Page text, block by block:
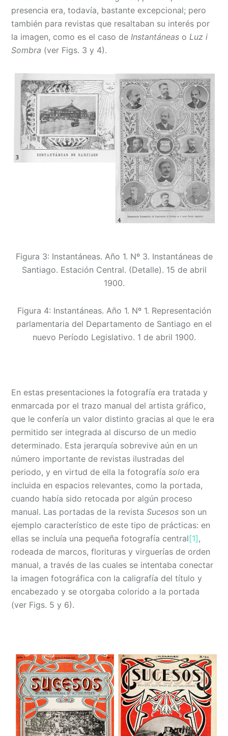
presencia era, todavía, bastante excepcional; pero
también para revistas que resaltaban su interés por
la imagen, como es el caso deInstantáneas oLuz i
Sombra (ver Figs. 3 y 4).
Figura 3: Instantáneas. Año 1. Nº 3. Instantáneas de
Santiago. Estación Central. (Detalle). 15 de abril
1900.
Figura 4: Instantáneas. Año 1. Nº 1. Representación
parlamentaria del Departamento de Santiago en el
nuevo Período Legislativo. 1 de abril 1900.
En estas presentaciones la fotografía era tratada y
enmarcada por el trazo manual del artista gráfico,
que le confería un valor distinto gracias al que le era
permitido ser integrada al discurso de un medio
determinado. Esta jerarquía sobrevive aún en un
número importante de revistas ilustradas del
periodo, y en virtud de ella la fotografíasolo era
incluida en espacios relevantes, como la portada,
cuando había sido retocada por algún proceso
manual. Las portadas de la revistaSucesos son un
ejemplo característico de este tipo de prácticas: en
ellas se incluía una pequeña fotografía central[1] ,
rodeada de marcos, florituras y virguerías de orden
manual, a través de las cuales se intentaba conectar
la imagen fotográfica con la caligrafía del título y
encabezado y se otorgaba colorido a la portada
(ver Figs. 5 y 6).